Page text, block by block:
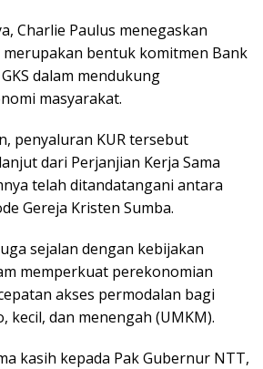
Charlie Paulus menegaskan
merupakan bentuk komitmen Bank
dalam mendukung
masyarakat.
penyaluran KUR tersebut
dari Perjanjian Kerja Sama
telah ditandatangani antara
Gereja Kristen Sumba.
sejalan dengan kebijakan
memperkuat perekonomian
akses permodalan bagi
kecil, dan menengah (UMKM).
kasih kepada Pak Gubernur NTT,